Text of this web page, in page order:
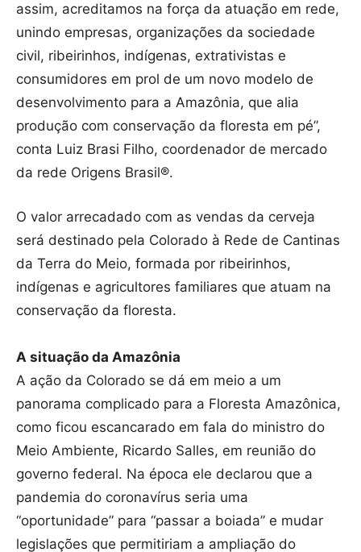
assim, acreditamos na força da atuação em rede,
unindo empresas, organizações da sociedade
civil, ribeirinhos, indígenas, extrativistas e
consumidores em prol de um novo modelo de
desenvolvimento para a Amazônia, que alia
produção com conservação da floresta em pé”,
conta Luiz Brasi Filho, coordenador de mercado
da rede Origens Brasil®.
O valor arrecadado com as vendas da cerveja
será destinado pela Colorado à Rede de Cantinas
da Terra do Meio, formada por ribeirinhos,
indígenas e agricultores familiares que atuam na
conservação da floresta.
A situação da Amazônia
A ação da Colorado se dá em meio a um
panorama complicado para a Floresta Amazônica,
como ficou escancarado em fala do ministro do
Meio Ambiente, Ricardo Salles, em reunião do
governo federal. Na época ele declarou que a
pandemia do coronavírus seria uma
“oportunidade” para “passar a boiada” e mudar
legislações que permitiriam a ampliação do